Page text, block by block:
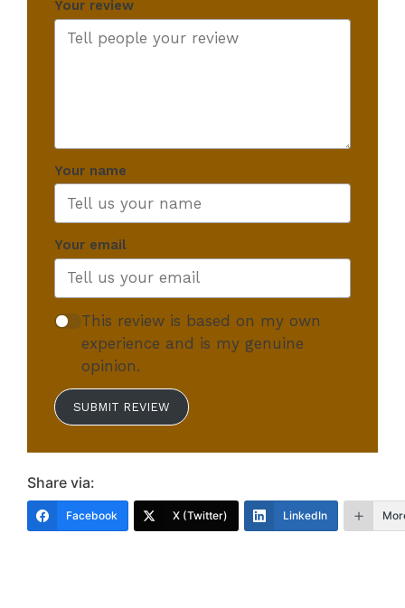
Your review
Your name
Your email
This review is based on my own
experience and is my genuine
opinion.
SUBMIT REVIEW
Share via:
Facebook X (Twitter) LinkedIn